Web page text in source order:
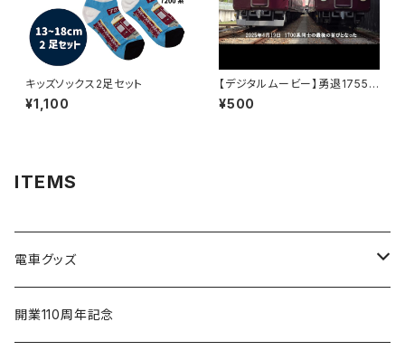
キッズソックス2足セット
¥1,100
【デジタルムービー】勇退1755
～能勢電鉄を支えた君に感謝～
¥500
ITEMS
電車グッズ
鉄道模型（Nゲージ）
開業110周年記念